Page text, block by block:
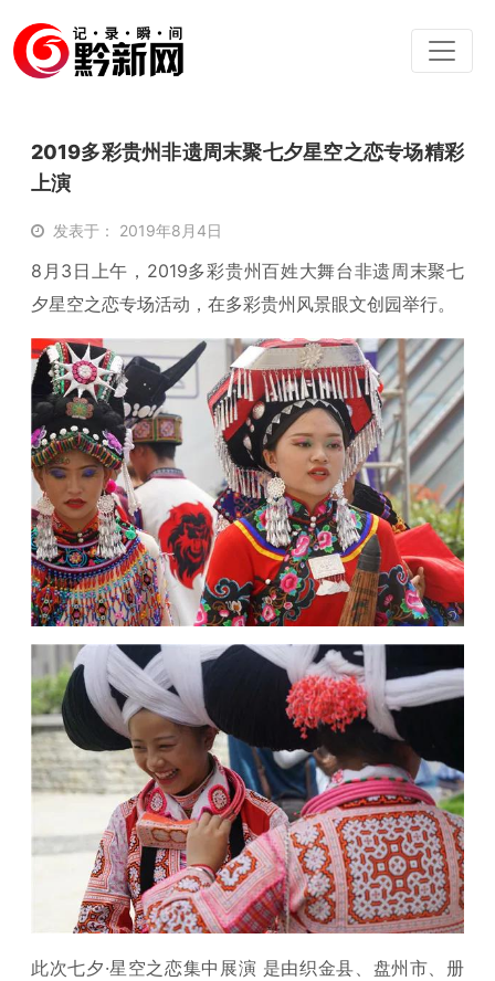
2019多彩贵州非遗周末聚七夕星空之恋专场精彩
上演
发表于： 2019年8月4日
8月3日上午，2019多彩贵州百姓大舞台非遗周末聚七
夕星空之恋专场活动，在多彩贵州风景眼文创园举行。
此次七夕·星空之恋集中展演 是由织金县、盘州市、册